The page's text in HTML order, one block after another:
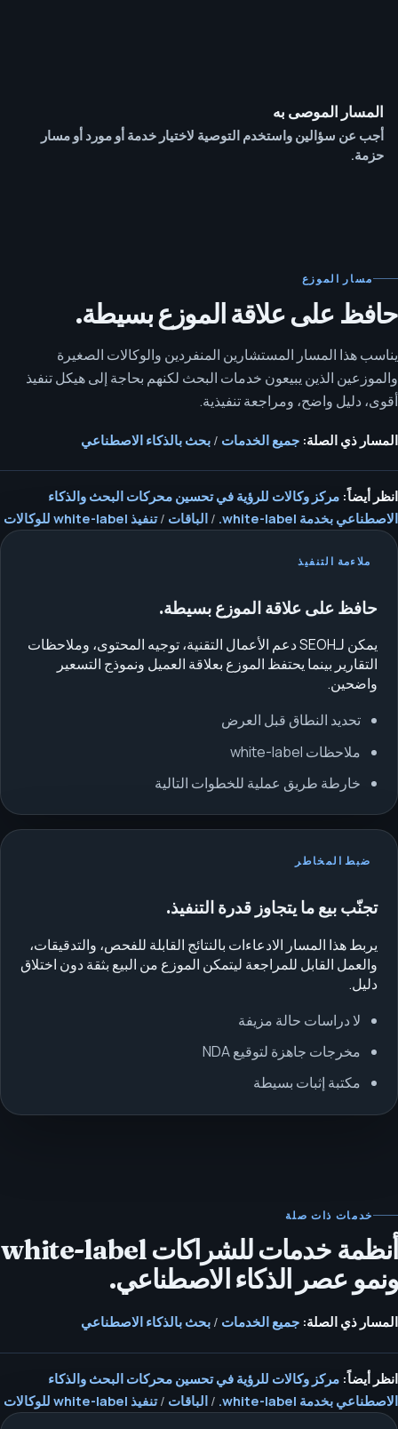
المسار الموصى به
أجب عن سؤالين واستخدم التوصية لاختيار خدمة أو مورد أو مسار
حزمة.
مسار الموزع
حافظ على علاقة الموزع بسيطة.
يناسب هذا المسار المستشارين المنفردين والوكالات الصغيرة
والموزعين الذين يبيعون خدمات البحث لكنهم بحاجة إلى هيكل تنفيذ
أقوى، دليل واضح، ومراجعة تنفيذية.
المسار ذي الصلة: جميع الخدمات / بحث بالذكاء الاصطناعي
انظر أيضاً: مركز وكالات للرؤية في تحسين محركات البحث والذكاء
الاصطناعي بخدمة white-label.
/ الباقات /تنفيذ white-label للوكالات
ملاءمة التنفيذ
حافظ على علاقة الموزع بسيطة.
يمكن لـSEOH دعم الأعمال التقنية، توجيه المحتوى، وملاحظات
التقارير بينما يحتفظ الموزع بعلاقة العميل ونموذج التسعير
واضحين.
تحديد النطاق قبل العرض
ملاحظات white-label
خارطة طريق عملية للخطوات التالية
ضبط المخاطر
تجنّب بيع ما يتجاوز قدرة التنفيذ.
يربط هذا المسار الادعاءات بالنتائج القابلة للفحص، والتدقيقات،
والعمل القابل للمراجعة ليتمكن الموزع من البيع بثقة دون اختلاق
دليل.
لا دراسات حالة مزيفة
مخرجات جاهزة لتوقيع NDA
مكتبة إثبات بسيطة
خدمات ذات صلة
أنظمة خدمات للشراكات white-label
ونمو عصر الذكاء الاصطناعي.
المسار ذي الصلة: جميع الخدمات / بحث بالذكاء الاصطناعي
انظر أيضاً: مركز وكالات للرؤية في تحسين محركات البحث والذكاء
الاصطناعي بخدمة white-label.
/ الباقات /تنفيذ white-label للوكالات